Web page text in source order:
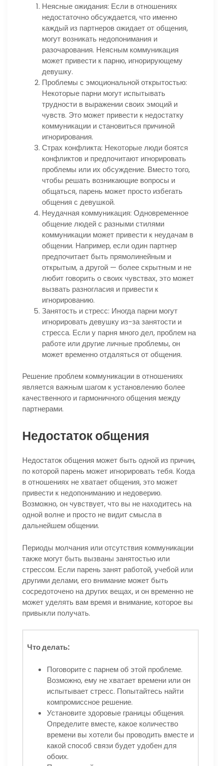
Неясные ожидания: Если в отношениях
недостаточно обсуждается, что именно
каждый из партнеров ожидает от общения,
могут возникать недопонимания и
разочарования. Неясным коммуникация
может привести к парню, игнорирующему
девушку.
Проблемы с эмоциональной открытостью:
Некоторые парни могут испытывать
трудности в выражении своих эмоций и
чувств. Это может привести к недостатку
коммуникации и становиться причиной
игнорирования.
Страх конфликта: Некоторые люди боятся
конфликтов и предпочитают игнорировать
проблемы или их обсуждение. Вместо того,
чтобы решать возникающие вопросы и
общаться, парень может просто избегать
общения с девушкой.
Неудачная коммуникация: Одновременное
общение людей с разными стилями
коммуникации может привести к неудачам в
общении. Например, если один партнер
предпочитает быть прямолинейным и
открытым, а другой — более скрытным и не
любит говорить о своих чувствах, это может
вызвать разногласия и привести к
игнорированию.
Занятость и стресс: Иногда парни могут
игнорировать девушку из-за занятости и
стресса. Если у парня много дел, проблем на
работе или другие личные проблемы, он
может временно отдаляться от общения.
Решение проблем коммуникации в отношениях
является важным шагом к установлению более
качественного и гармоничного общения между
партнерами.
Недостаток общения
Недостаток общения может быть одной из причин,
по которой парень может игнорировать тебя. Когда
в отношениях не хватает общения, это может
привести к недопониманию и недоверию.
Возможно, он чувствует, что вы не находитесь на
одной волне и просто не видит смысла в
дальнейшем общении.
Периоды молчания или отсутствия коммуникации
также могут быть вызваны занятостью или
стрессом. Если парень занят работой, учебой или
другими делами, его внимание может быть
сосредоточено на других вещах, и он временно не
может уделять вам время и внимание, которое вы
привыкли получать.
Что делать:
Поговорите с парнем об этой проблеме.
Возможно, ему не хватает времени или он
испытывает стресс. Попытайтесь найти
компромиссное решение.
Установите здоровые границы общения.
Определите вместе, какое количество
времени вы хотели бы проводить вместе и
какой способ связи будет удобен для
обоих.